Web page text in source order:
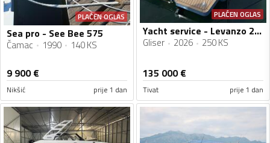
PLAĆEN OGLAS
Sea pro - See Bee 575
Čamac 1990 140 KS
9 900€
Nikšić prije 1 dan
PLAĆEN OGLAS
Yacht service - Levanzo 28 inboard - Lilybaeum yacht
Gliser 2026 250 KS
135 000€
Tivat prije 1 dan